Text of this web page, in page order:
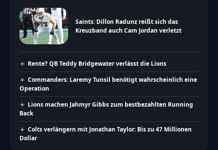
Saints: Dillon Radunz reißt sich das
Kreuzband auch Cam Jordan verletzt
Rente? QB Teddy Bridgewater verlässt die Lions
Commanders: Laremy Tunsil benötigt wahrscheinlich eine
Operation
Lions machen Jahmyr Gibbs zum bestbezahlten Running
Back
Colts verlängern mit Jonathan Taylor: Bis zu 47 Millionen
Dollar